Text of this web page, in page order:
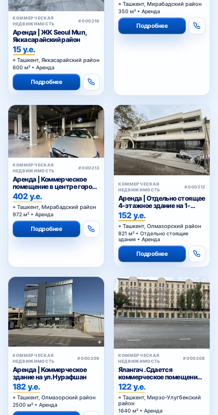
КОММЕРЧЕСКАЯ
НЕДВИЖИМОСТЬ
#000219
Аренда | ЖК Seoul Mun,
Яккасарайский район
15 у.е.
Ташкент, Яккасарайский район
600 м² • Аренда
Подробнее
Ташкент, Мирабадский район
350 м² • Аренда
Подробнее
КОММЕРЧЕСКАЯ
НЕДВИЖИМОСТЬ
#000213
Аренда | Коммерческое
помещение в центре города
в ЖК Sapphire
402 у.е.
Ташкент, Мирабадский район
972 м² • Аренда
Подробнее
КОММЕРЧЕСКАЯ
НЕДВИЖИМОСТЬ
#000212
Аренда | Отдельно стоящее
4-этажное здание на 1-
линии Нурафшан
152 у.е.
Ташкент, Олмазорский район
821 м² • Отдельно стоящие
здания • Аренда
Подробнее
КОММЕРЧЕСКАЯ
НЕДВИЖИМОСТЬ
#000209
Аренда | Коммерческое
здание на ул. Нурафшан
182 у.е.
Ташкент, Олмазорский район
2500 м² • Аренда
КОММЕРЧЕСКАЯ
НЕДВИЖИМОСТЬ
#000208
Ялангач .Сдается
коммерческое помещение
на долгий срок
122 у.е.
Ташкент, Мирзо-Улугбекский
район
1640 м² • Аренда